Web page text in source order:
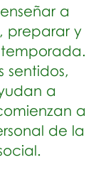
a
preparar y
sentidos,
a
a
de la